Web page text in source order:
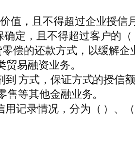
，且不得超过企业授信
定，且不得超过客户的（
偿的还款方式，以缓解企
易融资业务。
方式，保证方式的授信额
等其他金融业务。
记录情况，分为（ ）、（